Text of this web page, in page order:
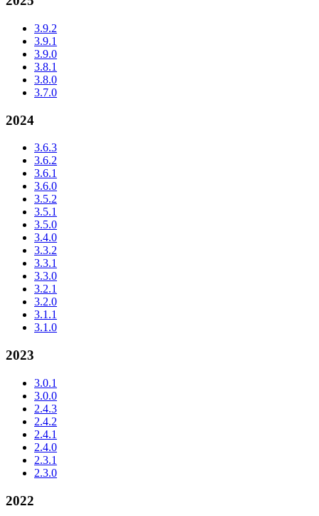
3.9.2
3.9.1
3.9.0
3.8.1
3.8.0
3.7.0
2024
3.6.3
3.6.2
3.6.1
3.6.0
3.5.2
3.5.1
3.5.0
3.4.0
3.3.2
3.3.1
3.3.0
3.2.1
3.2.0
3.1.1
3.1.0
2023
3.0.1
3.0.0
2.4.3
2.4.2
2.4.1
2.4.0
2.3.1
2.3.0
2022